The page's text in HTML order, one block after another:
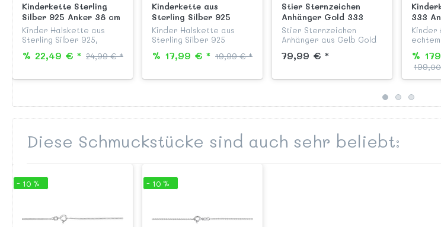
Kinderkette Sterling
Silber 925 Anker 38 cm
Kinder Halskette aus
Sterling Silber 925,
cm lang, mit stabilem
passend zu allen Silber
% 22,49 € * 24,99 € *
Kinderkette aus
Sterling Silber 925
Panzer 36 cm
Kinder Halskette aus
Sterling Silber 925
anlaufgeschützt und
Modell "Flachpanzer" 36
% 17,99 € * 19,99 € *
Stier Sternzeichen
Anhänger Gold 333
Stier Sternzeichen
Anhänger aus Gelb Gold
aus unserer
"Sternzeichen". Dieser
79,99 € *
333
Kinder
cm
Gold.
%
Diese Schmuckstücke sind auch sehr beliebt:
- 10 % - 10 %